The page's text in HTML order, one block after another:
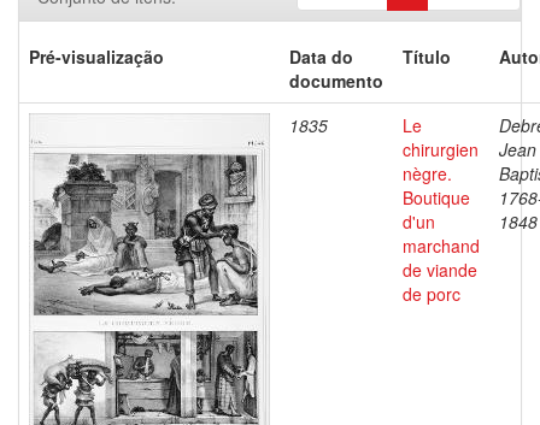
Pré-visualização
Data do
documento
Título
1835
Le
chirurgien
nègre.
Boutique
d'un
marchand
de viande
de porc
Jean
1848